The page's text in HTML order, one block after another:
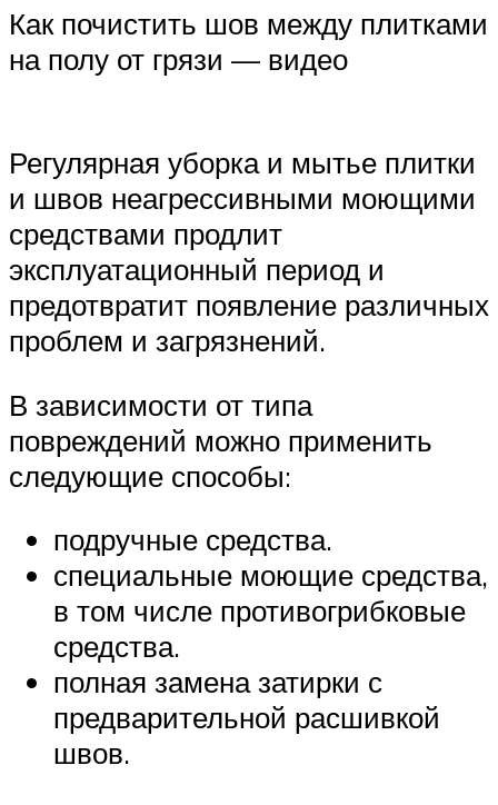
Как почистить шов между плитками
на полу от грязи — видео
Регулярная уборка и мытье плитки
и швов неагрессивными моющими
средствами продлит
эксплуатационный период и
предотвратит появление различных
проблем и загрязнений.
В зависимости от типа
повреждений можно применить
следующие способы:
подручные средства.
специальные моющие средства,
в том числе противогрибковые
средства.
полная замена затирки с
предварительной расшивкой
швов.